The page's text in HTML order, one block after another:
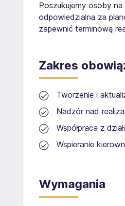
Poszukujemy osoby
odpowiedzialna za
zapewnić terminową
Zakres
Tworzenie i
Nadzór nad
Współpraca z
Wspieranie
Wymagania